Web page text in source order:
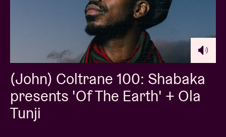
(John) Coltrane 100: Shabaka
presents 'Of The Earth' + Ola
Tunji